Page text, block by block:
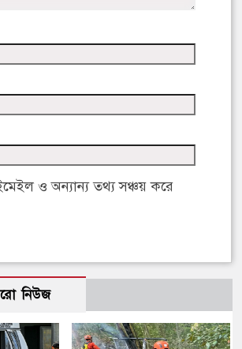
ও অন্যান্য তথ্য সঞ্চয় করে
নিউজ